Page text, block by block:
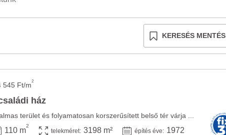
KERESÉS
545 Ft/m2
ház
terület és folyamatosan korszerűsített belső tér várja ...
110 m
2
telekméret: 3198 m² építés éve: 1972